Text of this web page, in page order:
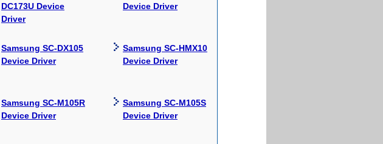
DC173U Device
Driver
Device Driver
Samsung SC-DX105
Device Driver
Samsung SC-HMX10
Device Driver
Samsung SC-M105R
Device Driver
Samsung SC-M105S
Device Driver